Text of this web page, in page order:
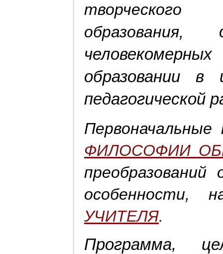
образования,
образовании в
педагогической
ФИЛОСОФИИ
особенности,
УЧИТЕЛЯ.
Программа,